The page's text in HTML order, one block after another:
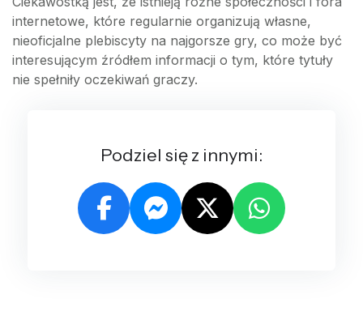
internetowe, które regularnie organizują własne,
nieoficjalne plebiscyty na najgorsze gry, co może być
interesującym źródłem informacji o tym, które tytuły
nie spełniły oczekiwań graczy.
Podziel się z innymi: